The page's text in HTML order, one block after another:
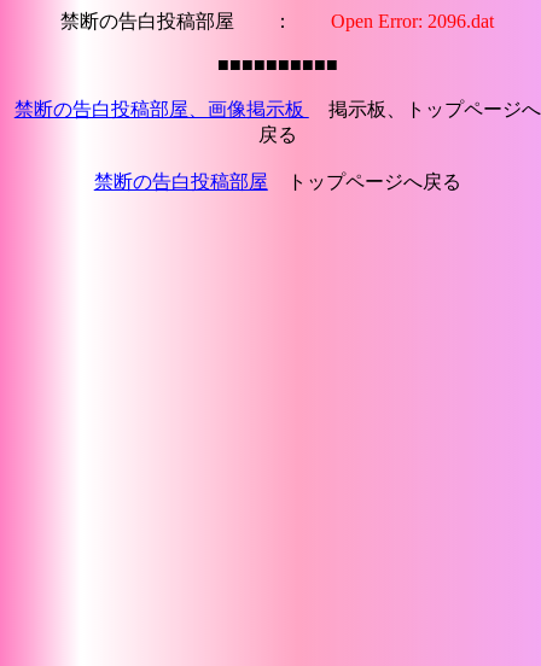
禁断の告白投稿部屋 ：Open Error: 2096.dat
■■■■■■■■■■
禁断の告白投稿部屋、画像掲示板
掲示板、トップページへ
戻る
禁断の告白投稿部屋 トップページへ戻る